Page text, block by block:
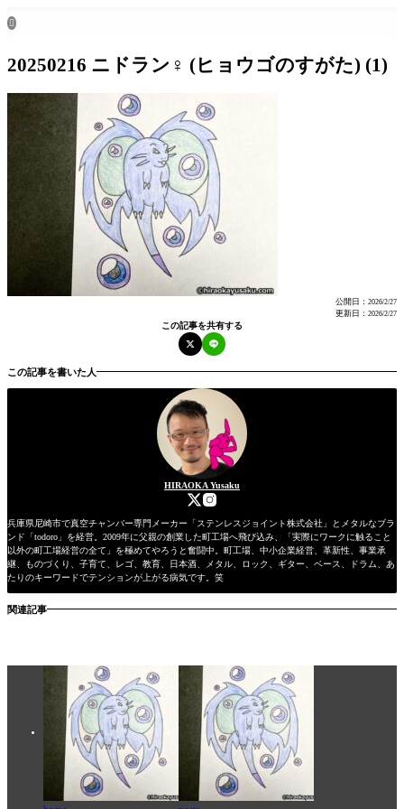

20250216 ニドラン♀ (ヒョウゴのすがた) (1)
公開日： 2026/2/27
更新日： 2026/2/27
この記事を共有する
この記事を書いた人
HIRAOKA Yusaku
兵庫県尼崎市で真空チャンバー専門メーカー「ステンレスジョイント株式会社」とメタルなブラ
ンド「todoro」を経営。2009年に父親の創業した町工場へ飛び込み、「実際にワークに触ること
以外の町工場経営の全て」を極めてやろうと奮闘中。町工場、中小企業経営、革新性、事業承
継、ものづくり、子育て、レゴ、教育、日本酒、メタル、ロック、ギター、ベース、ドラム、あ
たりのキーワードでテンションが上がる病気です。笑
関連記事